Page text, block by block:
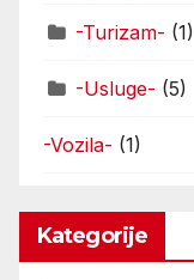
-Turizam- (1)
-Usluge- (5)
-Vozila- (1)
Kategorije